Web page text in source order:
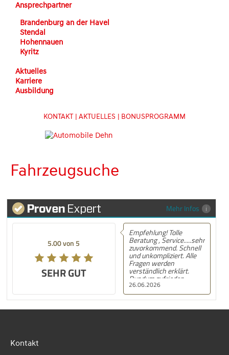
Ansprechpartner
Brandenburg an der Havel
Stendal
Hohennauen
Kyritz
Aktuelles
Karriere
Ausbildung
KONTAKT | AKTUELLES | BONUSPROGRAMM
Fahrzeugsuche
Mehr Infos
5.00 von 5
SEHR GUT
26.06.2026
Empfehlung! Tolle
Beratung , Service.....sehr
zuvorkommend. Schnell
und unkompliziert. Alle
Fragen werden
verständlich erklärt.
Rundum zufrieden.
Kontakt